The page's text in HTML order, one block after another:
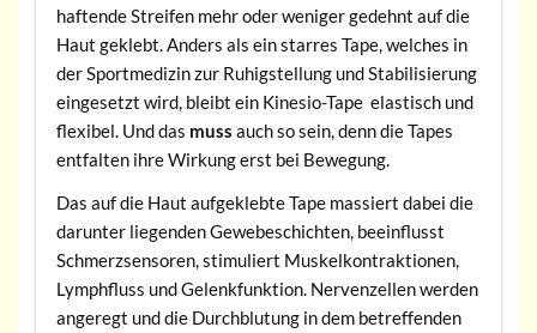
haftende Streifen mehr oder weniger gedehnt auf die
Haut geklebt. Anders als ein starres Tape, welches in
der Sportmedizin zur Ruhigstellung und Stabilisierung
eingesetzt wird, bleibt ein Kinesio-Tape elastisch und
flexibel. Und das muss auch so sein, denn die Tapes
entfalten ihre Wirkung erst bei Bewegung.
Das auf die Haut aufgeklebte Tape massiert dabei die
darunter liegenden Gewebeschichten, beeinflusst
Schmerzsensoren, stimuliert Muskelkontraktionen,
Lymphfluss und Gelenkfunktion. Nervenzellen werden
angeregt und die Durchblutung in dem betreffenden